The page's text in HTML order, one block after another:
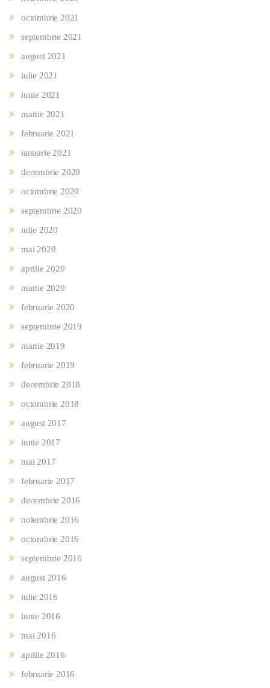
octombrie 2021
septembrie 2021
august 2021
iulie 2021
iunie 2021
martie 2021
februarie 2021
ianuarie 2021
decembrie 2020
octombrie 2020
septembrie 2020
iulie 2020
mai 2020
aprilie 2020
martie 2020
februarie 2020
septembrie 2019
martie 2019
februarie 2019
decembrie 2018
octombrie 2018
august 2017
iunie 2017
mai 2017
februarie 2017
decembrie 2016
noiembrie 2016
octombrie 2016
septembrie 2016
august 2016
iulie 2016
iunie 2016
mai 2016
aprilie 2016
februarie 2016